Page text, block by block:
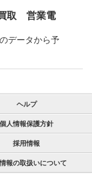
取 営業電
データから予
ヘルプ
個人情報保護方針
採用情報
報の取扱いについて